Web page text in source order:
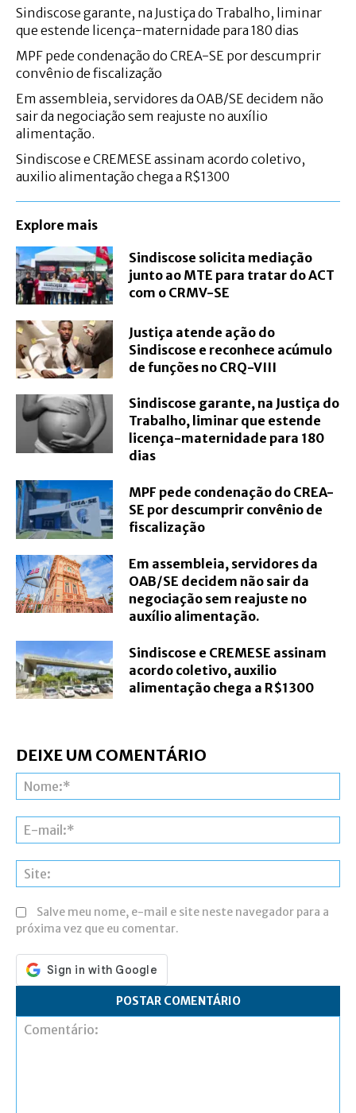
Sindiscose garante, na Justiça do Trabalho, liminar
que estende licença-maternidade para 180 dias
MPF pede condenação do CREA-SE por descumprir
convênio de fiscalização
Em assembleia, servidores da OAB/SE decidem não
sair da negociação sem reajuste no auxílio
alimentação.
Sindiscose e CREMESE assinam acordo coletivo,
auxilio alimentação chega a R$1300
Explore mais
Sindiscose solicita mediação
junto ao MTE para tratar do ACT
com o CRMV-SE
Justiça atende ação do
Sindiscose e reconhece acúmulo
de funções no CRQ-VIII
Sindiscose garante, na Justiça do
Trabalho, liminar que estende
licença-maternidade para 180
dias
MPF pede condenação do CREA-
SE por descumprir convênio de
fiscalização
Em assembleia, servidores da
OAB/SE decidem não sair da
negociação sem reajuste no
auxílio alimentação.
Sindiscose e CREMESE assinam
acordo coletivo, auxilio
alimentação chega a R$1300
DEIXE UM COMENTÁRIO
Salve meu nome, e-mail e site neste navegador para a
próxima vez que eu comentar.